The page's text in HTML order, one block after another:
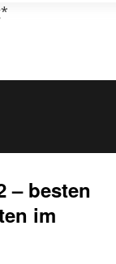
– besten
im